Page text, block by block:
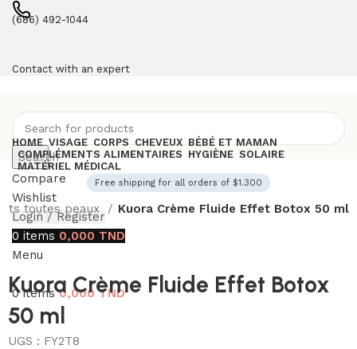
(686) 492-1044
Contact with an expert
Search
Compare
Wishlist
Login / Register
0 items 0,000 TND
Menu
0items 0,000TND
HOME VISAGE CORPS CHEVEUX BÉBÉ ET MAMAN
COMPLÉMENTS ALIMENTAIRES HYGIÈNE SOLAIRE
MATÉRIEL MÉDICAL
Free shipping for all orders of $1.300
toutes peaux Kuora Crème Fluide Effet Botox 50 ml
Kuora Crème Fluide Effet Botox
50 ml
UGS : FY2T8